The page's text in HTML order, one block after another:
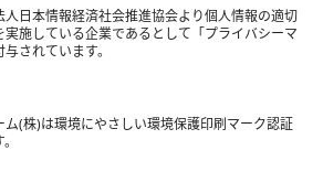
人日本情報経済社会推進協会より個人情報の適切
実施している企業であるとして「プライバシーマ
されています。
ム(株)は環境にやさしい環境保護印刷マーク認証